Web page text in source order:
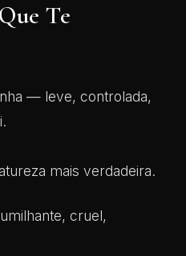
Te
— leve, controlada,
mais verdadeira.
cruel,